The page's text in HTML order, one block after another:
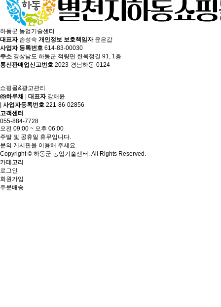
하동군 농업기술센터
대표자 손성숙 개인정보 보호책임자 윤은갑
사업자 등록번호 614-83-00030
주소 경상남도 하동군 적량면 한옥정길 91, 1층
통신판매업신고번호 2023-경남하동-0124
쇼핑몰&광고관리
㈜하루채
대표자 강채윤
사업자등록번호 221-86-02856
고객센터
055-884-7728
오전 09:00 ~ 오후 06:00
주말 및 공휴일 휴무입니다.
문의 게시판을 이용해 주세요.
Copyright © 하동군 농업기술센터. All Rights Reserved.
카테고리
로그인
회원가입
주문배송